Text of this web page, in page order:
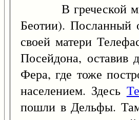
В греческой
Беотии). Посланный
своей матери
Посейдона, оставив
Фера, где тоже
населением. Здесь
пошли в Дельфы.